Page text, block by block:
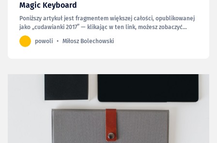
Magic Keyboard
Poniższy artykuł jest fragmentem większej całości, opublikowanej
jako „cudawianki 2017” — klikając w ten link, możesz zobaczyć
całość. Klawiatur u mnie raczej nie brakuje, a mimo to, kupując
iPada dołożyłem do zamówienia Magic Keyboard, choć wcześniej
powoli Miłosz Bolechowski